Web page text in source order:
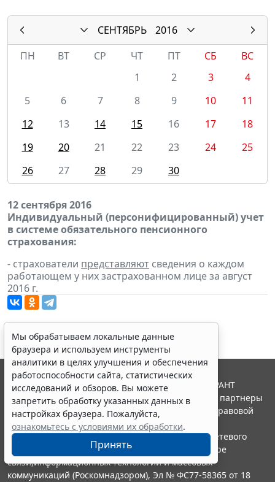
СЕНТЯБРЬ
2016
ПН
ВТ СР ЧТ ПТ СБ
ВС
1
2 3
4
5
6 7 8 9 10
11
12
13 14 15 16 17
18
19
20 21 22 23 24
25
26
27 28 29 30
12 сентября 2016
Индивидуальный (персонифицированный) учет
в системе обязательного пенсионного
страхования:
- страхователи представляют сведения о каждом
работающем у них застрахованном лице за август
2016 г.
Мы обрабатываем локальные данные
браузера и используем инструменты
аналитики в целях улучшения и обеспечения
работоспособности сайта, статистических
исследований и обзоров. Вы можете
запретить обработку указанных данных в
настройках браузера. Пожалуйста,
ознакомьтесь с условиями их обработки.
Принять
© ООО "НПП "ГАРАНТ-СЕРВИС", 2026. Система ГАРАНТ
выпускается с 1990 года. Компания "Гарант" и ее партнеры
являются участниками Российской ассоциации правовой
информации ГАРАНТ.
Портал ГАРАНТ.РУ зарегистрирован в качестве сетевого
издания Федеральной службой по надзору в сфере
связи,информационных технологий и массовых
коммуникаций (Роскомнадзором), Эл № ФС77-58365 от 18